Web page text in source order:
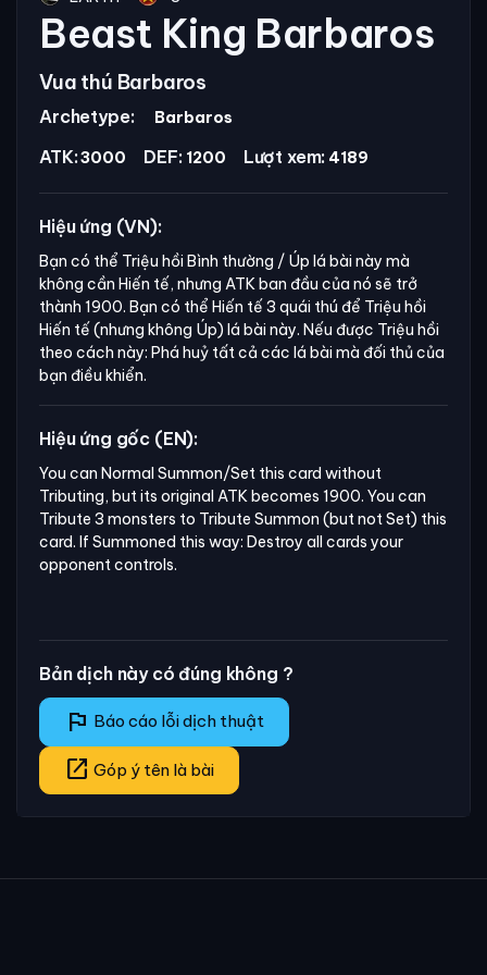
Beast King Barbaros
Vua thú Barbaros
Archetype: Barbaros
ATK:3000 DEF: 1200 Lượt xem: 4189
Hiệu ứng (VN):
Bạn có thể Triệu hồi Bình thường / Úp lá bài này mà
không cần Hiến tế, nhưng ATK ban đầu của nó sẽ trở
thành 1900. Bạn có thể Hiến tế 3 quái thú để Triệu hồi
Hiến tế (nhưng không Úp) lá bài này. Nếu được Triệu hồi
theo cách này: Phá huỷ tất cả các lá bài mà đối thủ của
bạn điều khiển.
Hiệu ứng gốc (EN):
You can Normal Summon/Set this card without
Tributing, but its original ATK becomes 1900. You can
Tribute 3 monsters to Tribute Summon (but not Set) this
card. If Summoned this way: Destroy all cards your
opponent controls.
Bản dịch này có đúng không ?
flag Báo cáo lỗi dịch thuật
open_in_new Góp ý tên là bài